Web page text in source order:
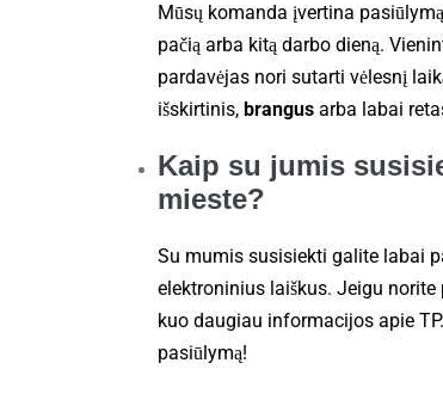
Mūsų komanda įvertina
pačią arba kitą darbo dieną.
pardavėjas nori sutarti vėlesnį
išskirtinis, brangus arba labai
Kaip su jumis
mieste?
Su mumis susisiekti galite labai
elektroninius laiškus. Jeigu
kuo daugiau informacijos apie
pasiūlymą!